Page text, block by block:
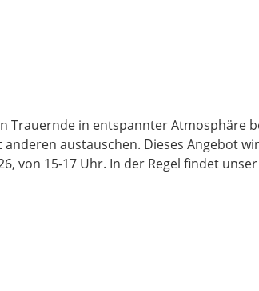
Trauernde in entspannter Atmosphäre
austauschen. Dieses Angebot
von 15-17 Uhr. In der Regel findet